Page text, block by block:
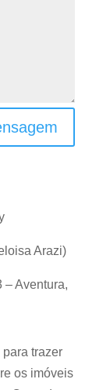
Arazi)
– Aventura,
trazer
os imóveis